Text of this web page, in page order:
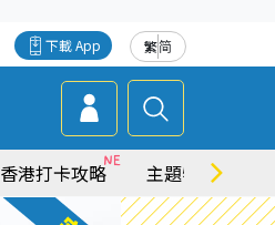
繁简
下載 App
香港打卡攻略 主題特集